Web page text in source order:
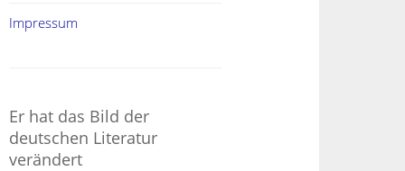
Impressum
Er hat das Bild der
deutschen Literatur
verändert